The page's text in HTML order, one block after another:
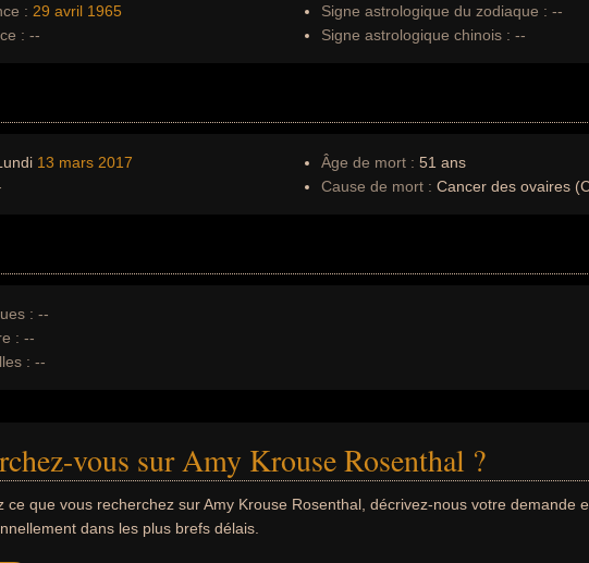
: 29 avril 1965
: --
Signe astrologique du zodiaque : --
Signe astrologique chinois : --
13 mars 2017
Âge de mort : 51 ans
Cause de mort : Cancer des ovaires
: --
: --
: --
vous sur Amy Krouse Rosenthal ?
ce que vous recherchez sur Amy Krouse Rosenthal, décrivez-nous votre demande
dans les plus brefs délais.